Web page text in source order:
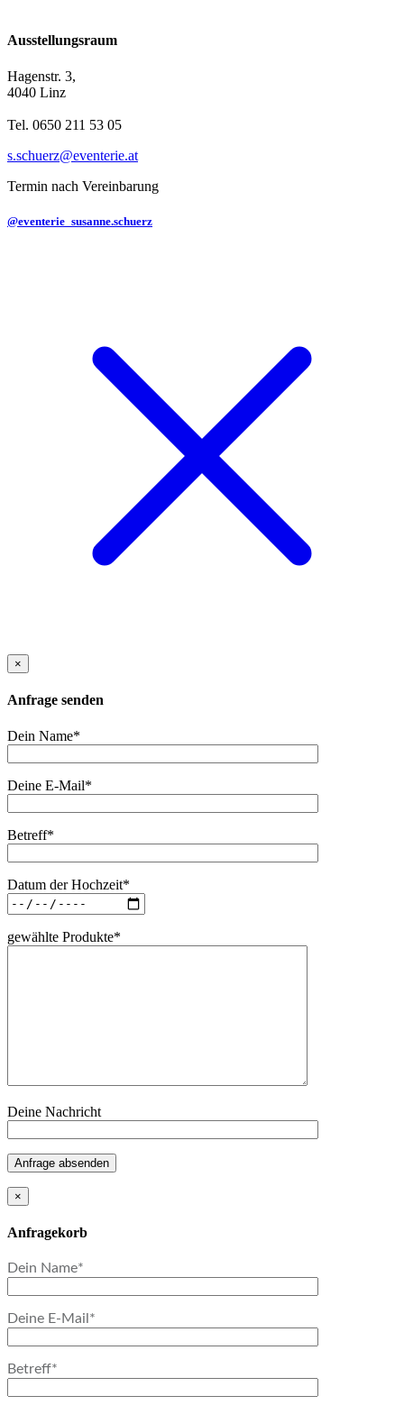
Ausstellungsraum
Hagenstr. 3,
4040 Linz
Tel. 0650 211 53 05
s.schuerz@eventerie.at
Termin nach Vereinbarung
@eventerie_susanne.schuerz
×
Anfrage senden
Dein Name*
Deine E-Mail*
Betreff*
Datum der Hochzeit*
gewählte Produkte*
Deine Nachricht
Anfrage absenden
×
Anfragekorb
Dein Name*
Deine E-Mail*
Betreff*